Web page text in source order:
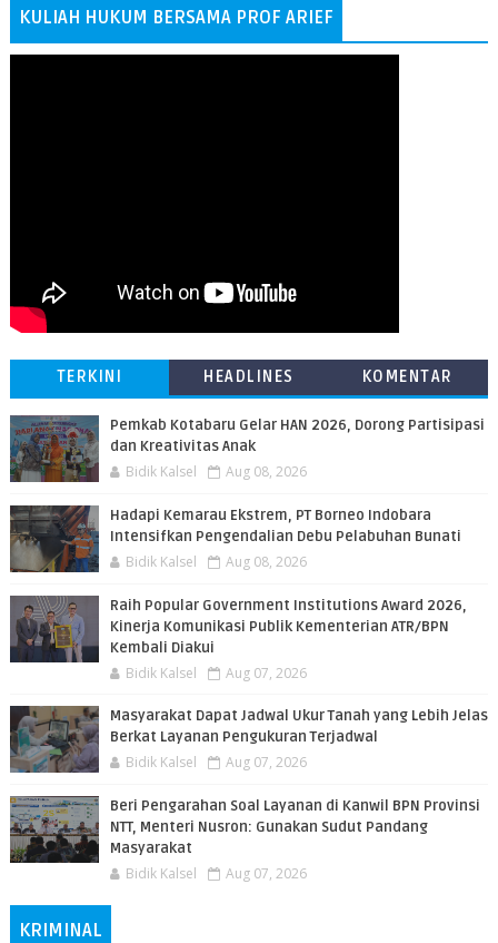
KULIAH HUKUM BERSAMA PROF ARIEF
TERKINI HEADLINES KOMENTAR
Pemkab Kotabaru Gelar HAN 2026, Dorong Partisipasi
dan Kreativitas Anak
Bidik Kalsel Aug 08, 2026
​Hadapi Kemarau Ekstrem, PT Borneo Indobara
Intensifkan Pengendalian Debu Pelabuhan Bunati
Bidik Kalsel Aug 08, 2026
Raih Popular Government Institutions Award 2026,
Kinerja Komunikasi Publik Kementerian ATR/BPN
Kembali Diakui
Bidik Kalsel Aug 07, 2026
Masyarakat Dapat Jadwal Ukur Tanah yang Lebih Jelas
Berkat Layanan Pengukuran Terjadwal
Bidik Kalsel Aug 07, 2026
Beri Pengarahan Soal Layanan di Kanwil BPN Provinsi
NTT, Menteri Nusron: Gunakan Sudut Pandang
Masyarakat
Bidik Kalsel Aug 07, 2026
KRIMINAL